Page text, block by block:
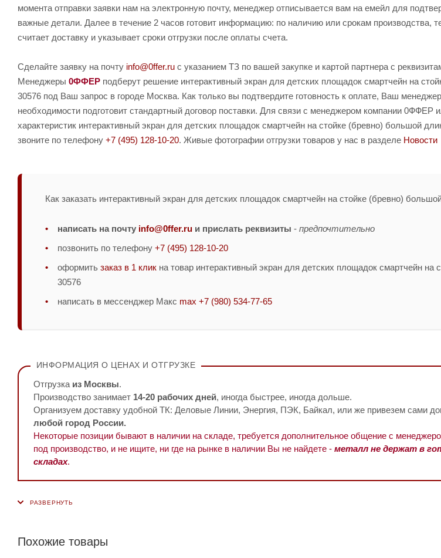
момента отправки заявки нам на электронную почту, менеджер отписывается вам на емейл для
важные детали. Далее в течение 2 часов готовит информацию: по наличию или срокам производства,
считает доставку и указывает сроки отгрузки после оплаты счета.
Сделайте заявку на почту info@0ffer.ru с указанием ТЗ по вашей закупке и картой партнера с
Менеджеры 0ФФЕР подберут решение интерактивный экран для детских площадок смартчейн на
30576 под Ваш запрос в городе Москва. Как только вы подтвердите готовность к оплате, Ваш
необходимости подготовит стандартный договор поставки. Для связи с менеджером компании 0ФФЕР
характеристик интерактивный экран для детских площадок смартчейн на стойке (бревно) большой
звоните по телефону +7 (495) 128-10-20. Живые фотографии отгрузки товаров у нас в разделе Новости
Как заказать интерактивный экран для детских площадок смартчейн на стойке (бревно)
написать на почту info@0ffer.ru и прислать реквизиты - предпочтительно
позвонить по телефону +7 (495) 128-10-20
оформить заказ в 1 клик на товар интерактивный экран для детских площадок смартчейн на
30576
написать в мессенджер Макс max +7 (980) 534-77-65
ИНФОРМАЦИЯ О ЦЕНАХ И ОТГРУЗКЕ
Отгрузка из Москвы.
Производство занимает 14-20 рабочих дней, иногда быстрее, иногда дольше.
Организуем доставку удобной ТК: Деловые Линии, Энергия, ПЭК, Байкал, или же привезем сами
любой город России.
Некоторые позиции бывают в наличии на складе, требуется дополнительное общение с
под производство, и не ищите, ни где на рынке в наличии Вы не найдете - металл не держат в
складах.
Похожие товары